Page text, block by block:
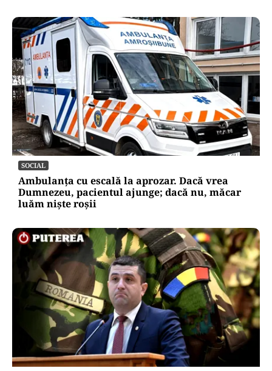
SOCIAL
Ambulanța cu escală la aprozar. Dacă vrea
Dumnezeu, pacientul ajunge; dacă nu, măcar
luăm niște roșii